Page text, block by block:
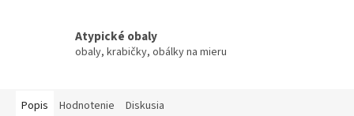
Atypické obaly
obaly, krabičky, obálky na mieru
Popis Hodnotenie Diskusia